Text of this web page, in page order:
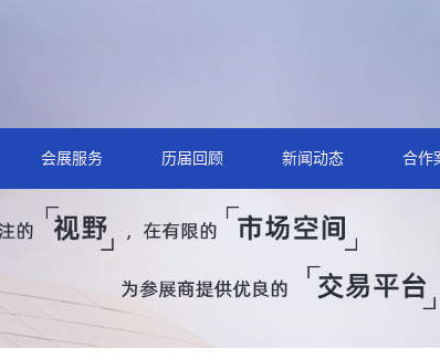
会展服务 历届回顾 新闻动态 合作